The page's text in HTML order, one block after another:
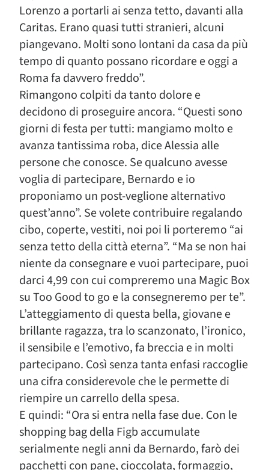
Lorenzo a portarli ai senza tetto, davanti alla
Caritas. Erano quasi tutti stranieri, alcuni
piangevano. Molti sono lontani da casa da più
tempo di quanto possano ricordare e oggi a
Roma fa davvero freddo”.
Rimangono colpiti da tanto dolore e
decidono di proseguire ancora. “Questi sono
giorni di festa per tutti: mangiamo molto e
avanza tantissima roba, dice Alessia alle
persone che conosce. Se qualcuno avesse
voglia di partecipare, Bernardo e io
proponiamo un post-veglione alternativo
quest’anno”. Se volete contribuire regalando
cibo, coperte, vestiti, noi poi li porteremo “ai
senza tetto della città eterna”. “Ma se non hai
niente da consegnare e vuoi partecipare, puoi
darci 4,99 con cui compreremo una Magic Box
su Too Good to go e la consegneremo per te”.
L’atteggiamento di questa bella, giovane e
brillante ragazza, tra lo scanzonato, l’ironico,
il sensibile e l’emotivo, fa breccia e in molti
partecipano. Così senza tanta enfasi raccoglie
una cifra considerevole che le permette di
riempire un carrello della spesa.
E quindi: “Ora si entra nella fase due. Con le
shopping bag della Figb accumulate
serialmente negli anni da Bernardo, farò dei
pacchetti con pane, cioccolata, formaggio,